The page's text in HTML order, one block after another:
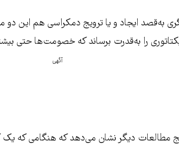
به‌قصد ایجاد و یا ترویج دمکراسی هم این
را به‌قدرت برساند که خصومت‌ها حتی
آگهی
مطالعات دیگر نشان می‌دهد که هنگامی که